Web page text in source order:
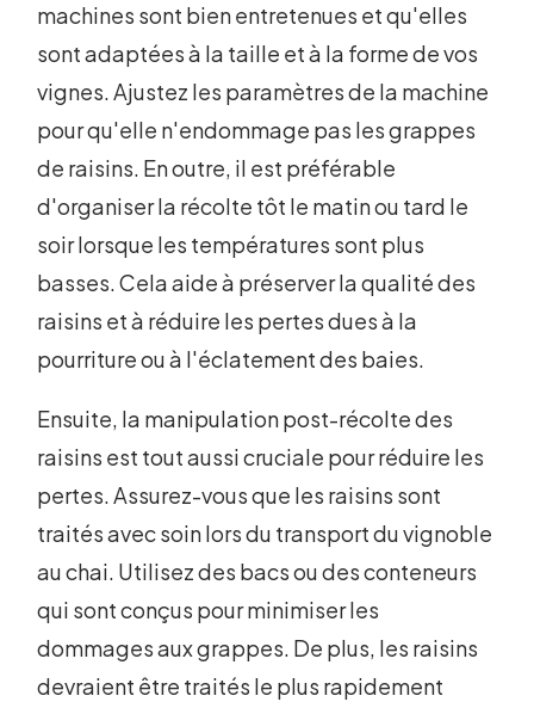
machines sont bien entretenues et qu'elles
sont adaptées à la taille et à la forme de vos
vignes. Ajustez les paramètres de la machine
pour qu'elle n'endommage pas les grappes
de raisins. En outre, il est préférable
d'organiser la récolte tôt le matin ou tard le
soir lorsque les températures sont plus
basses. Cela aide à préserver la qualité des
raisins et à réduire les pertes dues à la
pourriture ou à l'éclatement des baies.
Ensuite, la manipulation post-récolte des
raisins est tout aussi cruciale pour réduire les
pertes. Assurez-vous que les raisins sont
traités avec soin lors du transport du vignoble
au chai. Utilisez des bacs ou des conteneurs
qui sont conçus pour minimiser les
dommages aux grappes. De plus, les raisins
devraient être traités le plus rapidement